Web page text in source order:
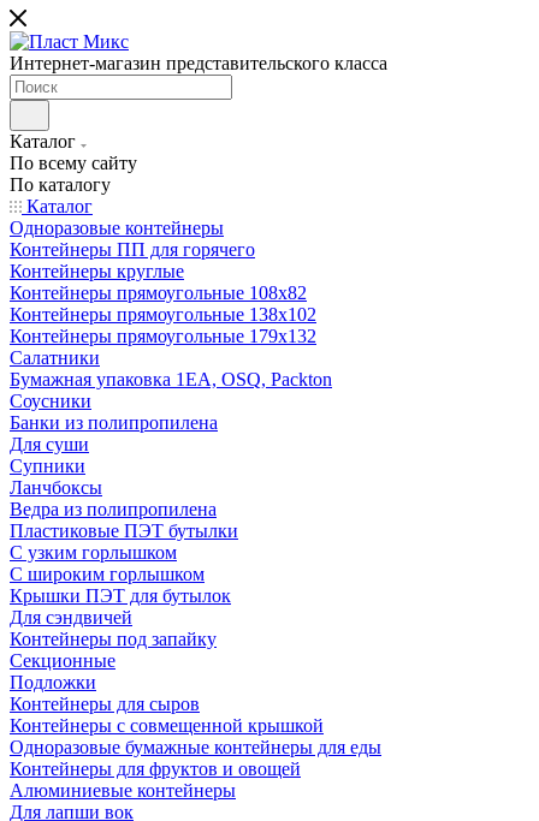
Интернет-магазин представительского класса
Каталог
По всему сайту
По каталогу
Каталог
Одноразовые контейнеры
Контейнеры ПП для горячего
Контейнеры круглые
Контейнеры прямоугольные 108х82
Контейнеры прямоугольные 138х102
Контейнеры прямоугольные 179х132
Салатники
Бумажная упаковка 1ЕА, OSQ, Packton
Соусники
Банки из полипропилена
Для суши
Супники
Ланчбоксы
Ведра из полипропилена
Пластиковые ПЭТ бутылки
С узким горлышком
С широким горлышком
Крышки ПЭТ для бутылок
Для сэндвичей
Контейнеры под запайку
Секционные
Подложки
Контейнеры для сыров
Контейнеры с совмещенной крышкой
Одноразовые бумажные контейнеры для еды
Контейнеры для фруктов и овощей
Алюминиевые контейнеры
Для лапши вок